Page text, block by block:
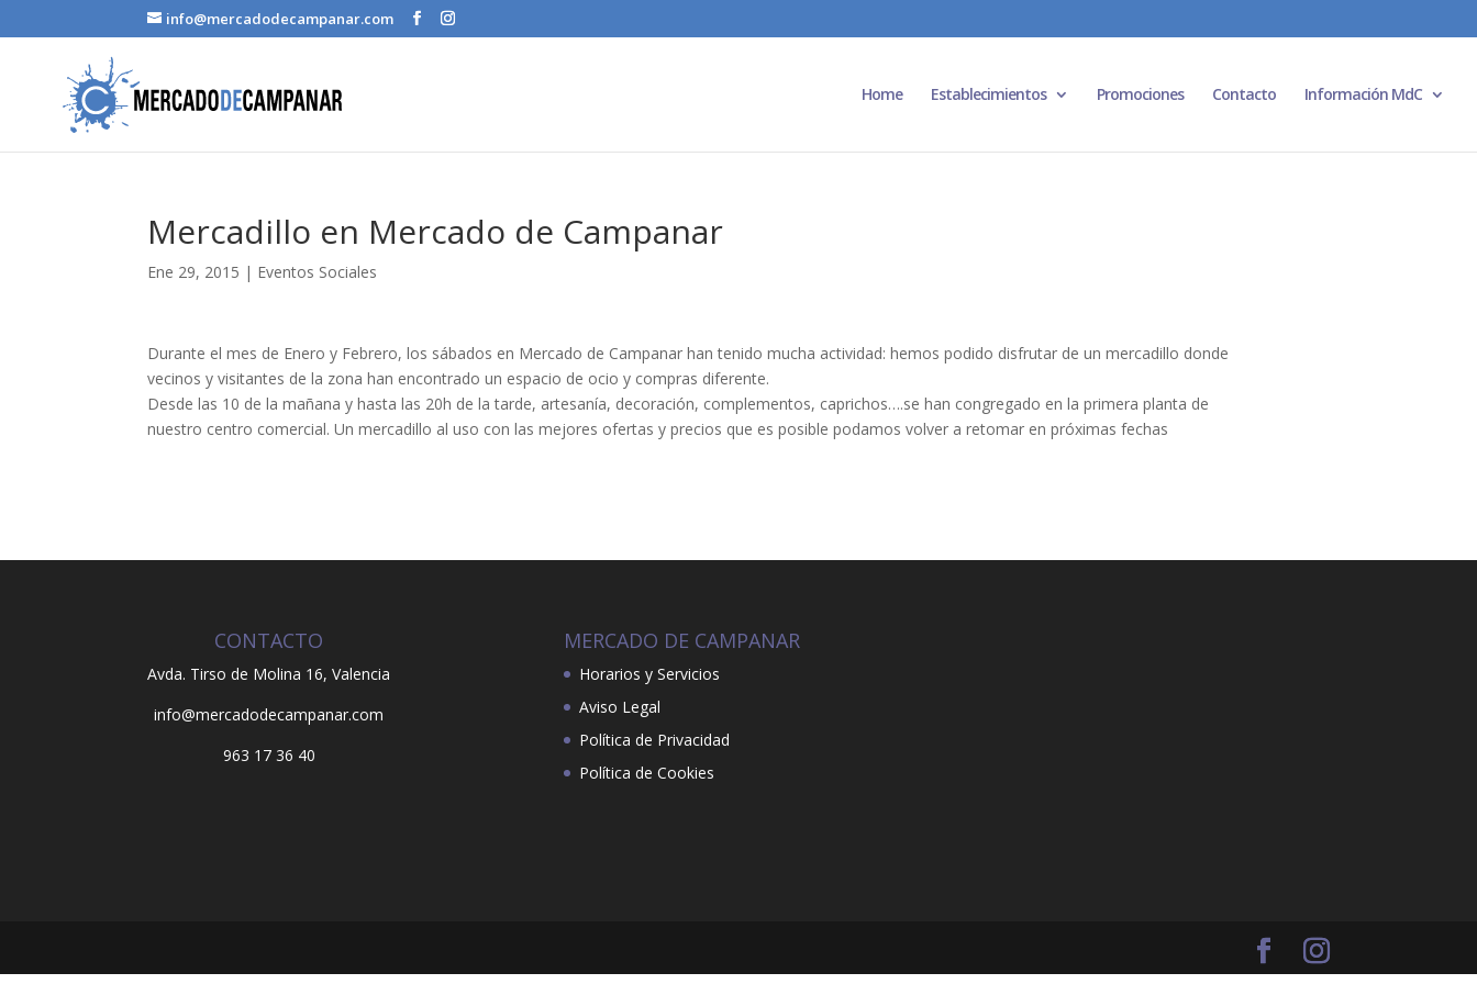
info@mercadodecampanar.com
Home Establecimientos Promociones Contacto Información MdC
Mercadillo en Mercado de Campanar
Ene 29, 2015 | Eventos Sociales
Durante el mes de Enero y Febrero, los sábados en Mercado de Campanar han tenido mucha actividad: hemos podido disfrutar de un mercadillo donde
vecinos y visitantes de la zona han encontrado un espacio de ocio y compras diferente.
Desde las 10 de la mañana y hasta las 20h de la tarde, artesanía, decoración, complementos, caprichos….se han congregado en la primera planta de
nuestro centro comercial. Un mercadillo al uso con las mejores ofertas y precios que es posible podamos volver a retomar en próximas fechas
CONTACTO
Avda. Tirso de Molina 16, Valencia
info@mercadodecampanar.com
963 17 36 40
MERCADO DE CAMPANAR
Horarios y Servicios
Aviso Legal
Política de Privacidad
Política de Cookies